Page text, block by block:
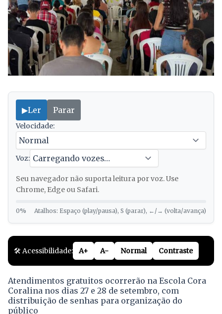
▶Ler Parar
Velocidade:
Voz:
Seu navegador não suporta leitura por voz. Use
Chrome, Edge ou Safari.
0% Atalhos: Espaço (play/pausa), S (parar), ←/→ (volta/avança)
🛠️ Acessibilidade: A+ A- Normal Contraste
Atendimentos gratuitos ocorrerão na Escola Cora
Coralina nos dias 27 e 28 de setembro, com
distribuição de senhas para organização do
público